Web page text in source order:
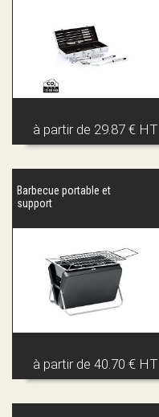
à partir de 29.87 € HT
Barbecue portable et
support
à partir de 40.70 € HT